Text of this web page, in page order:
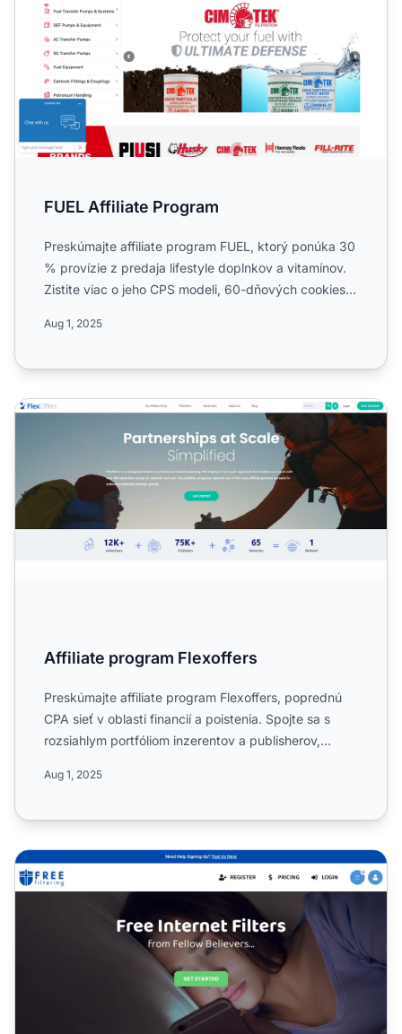
FUEL Affiliate Program
Preskúmajte affiliate program FUEL, ktorý ponúka 30
% provízie z predaja lifestyle doplnkov a vitamínov.
Zistite viac o jeho CPS modeli, 60-dňových cookies,
Aug 1, 2025
Affiliate program Flexoffers
Affiliate program Flexoffers
Preskúmajte affiliate program Flexoffers, poprednú
CPA sieť v oblasti financií a poistenia. Spojte sa s
rozsiahlym portfóliom inzerentov a publisherov,
Aug 1, 2025
Affiliate program FreeFiltering